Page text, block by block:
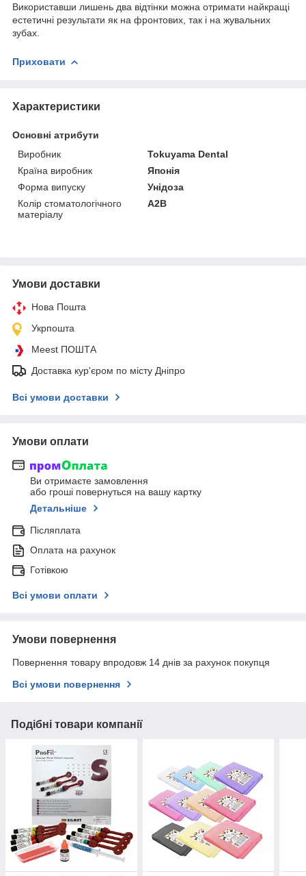
Використавши лишень два відтінки можна отримати найкращі
естетичні результати як на фронтових, так і на жувальних
зубах.
Приховати
Характеристики
Основні атрибути
Виробник
Tokuyama Dental
Країна виробник
Японія
Форма випуску
Унідоза
Колір стоматологічного
матеріалу
A2B
Умови доставки
Нова Пошта
Укрпошта
Meest ПОШТА
Доставка кур'єром по місту Дніпро
Всі умови доставки
Умови оплати
Ви отримаєте замовлення
або гроші повернуться на вашу картку
Детальніше
Післяплата
Оплата на рахунок
Готівкою
Всі умови оплати
Умови повернення
Повернення товару впродовж 14 днів за рахунок покупця
Всі умови повернення
Подібні товари компанії